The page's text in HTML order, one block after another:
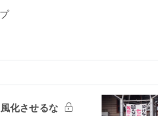
化させるな